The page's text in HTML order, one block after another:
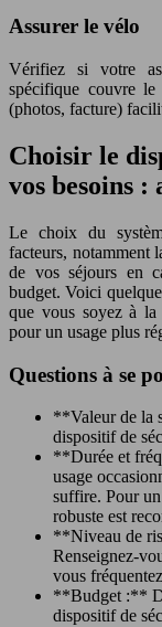
Assurer le vélo
Vérifiez si votre
spécifique couvre
(photos, facture)
Choisir le
vos besoins :
Le choix du
facteurs, notamment
de vos séjours en
budget. Voici
que vous soyez à
pour un usage plus
Questions à se
**Valeur de la
dispositif de
**Durée et
usage
suffire. Pour
robuste est
**Niveau de
Renseignez-
vous
**Budget :**
dispositif de